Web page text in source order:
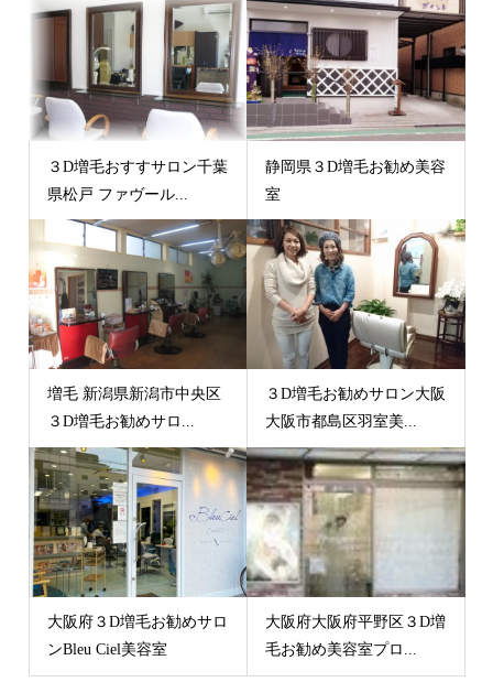
３D増毛おすすサロン千葉
県松戸 ファヴール...
静岡県３D増毛お勧め美容
室
増毛 新潟県新潟市中央区
３D増毛お勧めサロ...
３D増毛お勧めサロン大阪
大阪市都島区羽室美...
大阪府３D増毛お勧めサロ
ンBleu Ciel美容室
大阪府大阪府平野区３D増
毛お勧め美容室プロ...